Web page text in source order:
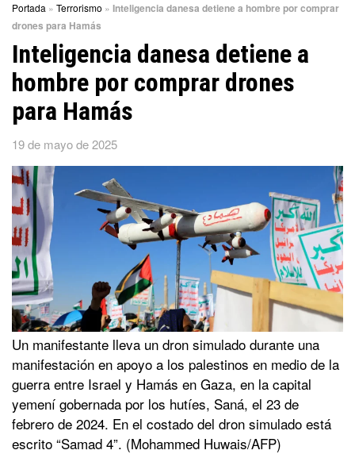
Portada » Terrorismo » Inteligencia danesa detiene a hombre por comprar
drones para Hamás
Inteligencia danesa detiene a
hombre por comprar drones
para Hamás
19 de mayo de 2025
Un manifestante lleva un dron simulado durante una
manifestación en apoyo a los palestinos en medio de la
guerra entre Israel y Hamás en Gaza, en la capital
yemení gobernada por los hutíes, Saná, el 23 de
febrero de 2024. En el costado del dron simulado está
escrito “Samad 4”. (Mohammed Huwais/AFP)